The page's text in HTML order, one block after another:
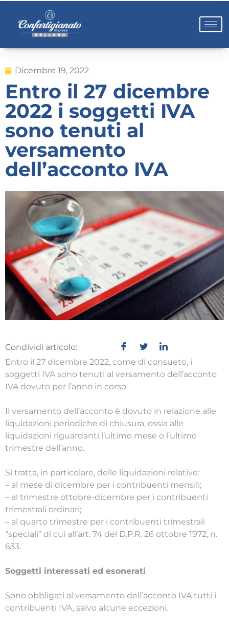
Dicembre 19, 2022
Entro il 27 dicembre
2022 i soggetti IVA
sono tenuti al
versamento
dell’acconto IVA
Condividi articolo:
Entro il 27 dicembre 2022, come di consueto, i
soggetti IVA sono tenuti al versamento dell’acconto
IVA dovuto per l’anno in corso.
Il versamento dell’acconto è dovuto in relazione alle
liquidazioni periodiche di chiusura, ossia alle
liquidazioni riguardanti l’ultimo mese o l’ultimo
trimestre dell’anno.
Si tratta, in particolare, delle liquidazioni relative:
– al mese di dicembre per i contribuenti mensili;
– al trimestre ottobre-dicembre per i contribuenti
trimestrali ordinari;
– al quarto trimestre per i contribuenti trimestrali
“speciali” di cui all’art. 74 del D.P.R. 26 ottobre 1972, n.
633.
Soggetti interessati ed esonerati
Sono obbligati al versamento dell’acconto IVA tutti i
contribuenti IVA, salvo alcune eccezioni.